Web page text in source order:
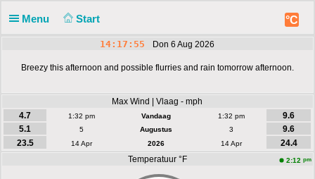
Menu Start °C
14:17:55 Don 6 Aug 2026
Breezy this afternoon and possible flurries and rain tomorrow afternoon.
Max Wind | Vlaag - mph
4.7
1:32 pm Vandaag 1:32 pm
9.6
5.1
5 Augustus 3
9.6
23.5
14 Apr 2026 14 Apr
24.4
Temperatuur °F
2:12 pm